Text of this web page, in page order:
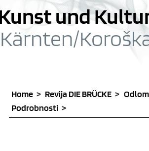
Skoči na vsebino [1] Skoči na glavni
und
Kärnten/
Home Revija DIE BRÜCKE
Podrobnosti